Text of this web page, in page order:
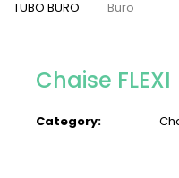
Chaise FLEXI
Category: